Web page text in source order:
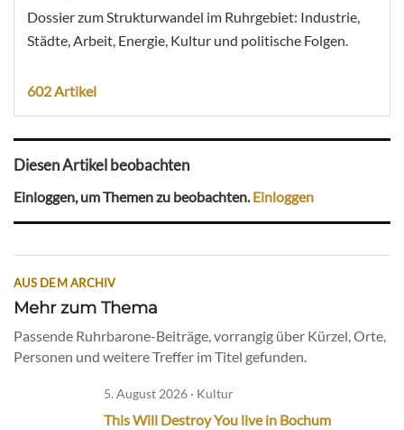
Dossier zum Strukturwandel im Ruhrgebiet: Industrie,
Städte, Arbeit, Energie, Kultur und politische Folgen.
602 Artikel
Diesen Artikel beobachten
Einloggen, um Themen zu beobachten.Einloggen
AUS DEM ARCHIV
Mehr zum Thema
Passende Ruhrbarone-Beiträge, vorrangig über Kürzel, Orte,
Personen und weitere Treffer im Titel gefunden.
5. August 2026 · Kultur
This Will Destroy You live in Bochum